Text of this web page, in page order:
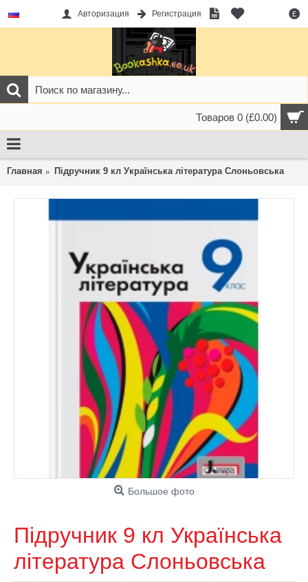
£
Авторизация Регистрация
Товаров 0 (£0.00)
Главная Підручник 9 кл Українська література Слоньовська
Большое фото
Підручник 9 кл Українська
література Слоньовська